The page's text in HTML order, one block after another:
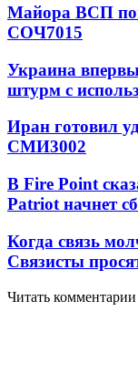
Майора ВСП
СОЧ7015
Украина
штурм с
Иран готовил
СМИ3002
В Fire Point
Patriot начнет
Когда связь
Связисты
Читать комментарии